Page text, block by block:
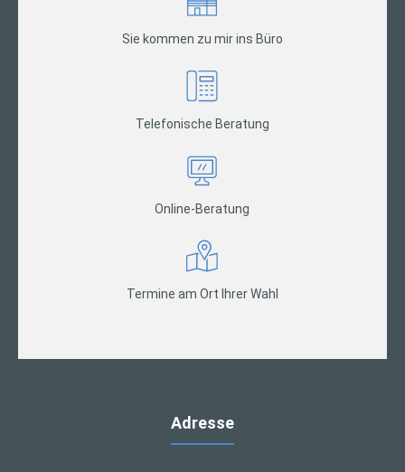
Sie kommen zu mir ins Büro
Telefonische Beratung
Online-Beratung
Termine am Ort Ihrer Wahl
Adresse